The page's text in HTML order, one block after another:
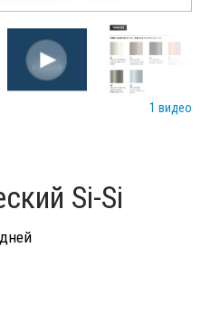
1 видео
Si-Si